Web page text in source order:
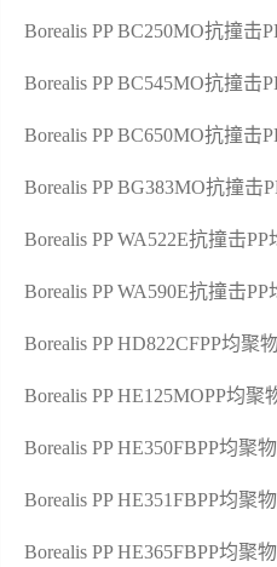
Borealis PP BC250MO抗撞击
Borealis PP BC545MO抗撞击
Borealis PP BC650MO抗撞击
Borealis PP BG383MO抗撞击
Borealis PP WA522E抗撞击PP
Borealis PP WA590E抗撞击PP
Borealis PP HD822CFPP均聚物
Borealis PP HE125MOPP均聚
Borealis PP HE350FBPP均聚物
Borealis PP HE351FBPP均聚物
Borealis PP HE365FBPP均聚物